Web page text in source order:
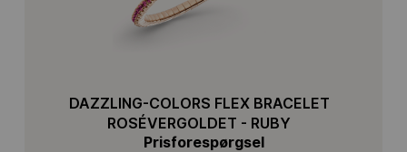
DAZZLING-COLORS FLEX BRACELET
ROSÉVERGOLDET - RUBY
Prisforespørgsel